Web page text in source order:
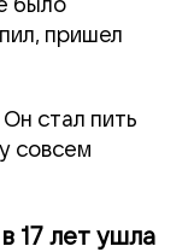
было
пришел
стал пить
совсем
17 лет ушла